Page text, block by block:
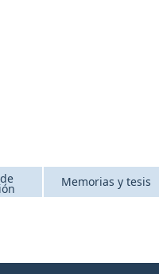
Memorias y tesis